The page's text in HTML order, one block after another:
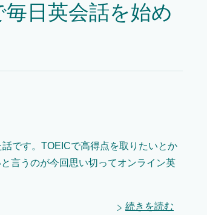
日英会話を始め
です。TOEICで高得点を取りたいとか
言うのが今回思い切ってオンライン英
続きを読む